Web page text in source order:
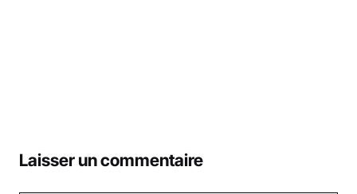
Laisser un commentaire